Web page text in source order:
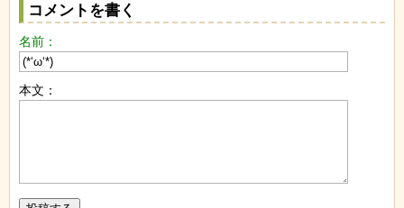
コメントを書く
名前：
本文：